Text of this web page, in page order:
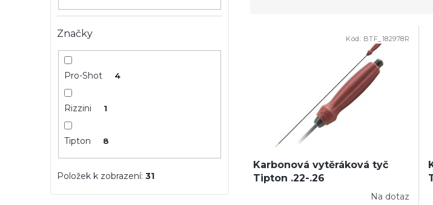
Značky
Pro-Shot 4
Rizzini 1
Tipton 8
Položek k zobrazení: 31
k
Karbonová vytěráková tyč
Tipton .22-.26
Na dotaz
Kód: BTF_182978R